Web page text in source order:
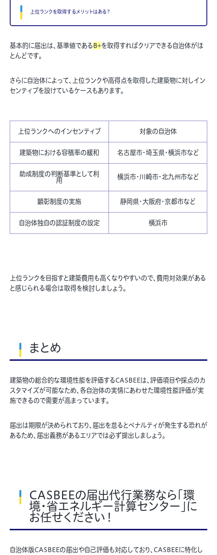
上位ランクを取得するメリットはある？
基本的に届出は、基準値であるB+を取得すればクリアできる自治体がほ
とんどです。
さらに自治体によって、上位ランクや高得点を取得した建築物に対しイン
センティブを設けているケースもあります。
上位ランクへのインセンティブ 対象の自治体
建築物における容積率の緩和 名古屋市・埼玉県・横浜市など
助成制度の判断基準として利
用
横浜市・川崎市・北九州市など
顕彰制度の実施 静岡県・大阪府・京都市など
自治体独自の認証制度の設定 横浜市
上位ランクを目指すと建築費用も高くなりやすいので、費用対効果がある
と感じられる場合は取得を検討しましょう。
まとめ
建築物の総合的な環境性能を評価するCASBEEは、評価項目や採点のカ
スタマイズが可能なため、各自治体の実情にあわせた環境性能評価が実
施できるので需要が高まっています。
届出は期限が決められており、届出を怠るとペナルティが発生する恐れが
あるため、届出義務があるエリアでは必ず提出しましょう。
CASBEEの届出代行業務なら「環
境・省エネルギー計算センター」に
お任せください！
自治体版CASBEEの届出や自己評価も対応しており、CASBEEに特化し